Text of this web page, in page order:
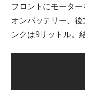
フロントにモータ
オンバッテリー、
ンクは9リットル。